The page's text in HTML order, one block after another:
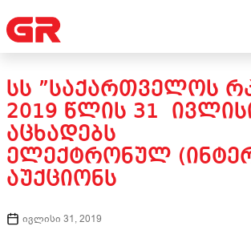
ᲡᲡ ”ᲡᲐᲥᲐᲠᲗᲕᲔᲚᲝᲡ
2019 ᲬᲚᲘᲡ 31
ᲐᲪᲮᲐᲓᲔᲑᲡ
ᲔᲚᲔᲥᲢᲠᲝᲜᲣᲚ
ᲐᲣᲥᲪᲘᲝᲜᲡ
ივლისი 31, 2019